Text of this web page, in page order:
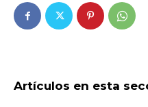
Artículos en esta